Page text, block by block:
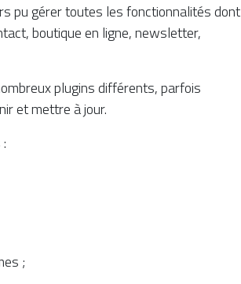
pu gérer toutes les fonctionnalités dont
boutique en ligne, newsletter,
plugins différents, parfois
et mettre à jour.
;